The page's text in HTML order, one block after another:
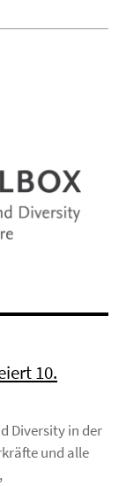
10.
Diversity in der
und alle